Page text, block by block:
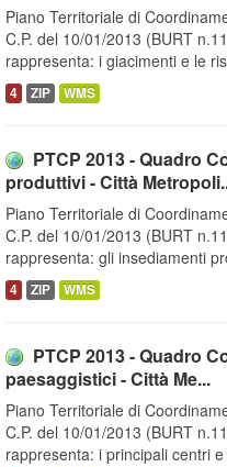
Piano Territoriale di
C.P. del 10/01/2013 (BURT
rappresenta: i giacimenti e le
4 ZIP WMS
PTCP 2013 - Quadro
produttivi - Città
Piano Territoriale di
C.P. del 10/01/2013 (BURT
rappresenta: gli insediamenti
4 ZIP WMS
PTCP 2013 - Quadro
paesaggistici - Città Me...
Piano Territoriale di
C.P. del 10/01/2013 (BURT
rappresenta: i principali centri